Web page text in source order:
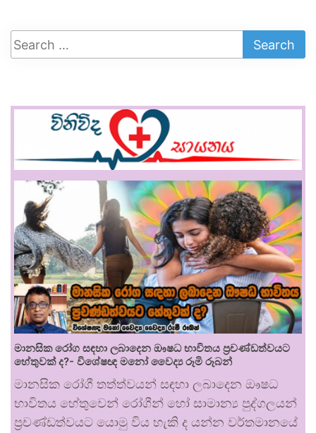
මානසික රෝග සඳහා ලබාදෙන ඖෂධ භාවිතය ප්‍රචණ්ඩත්වයට
හේතුවක් ද?- විශේෂඥ මනෝ වෛද්‍ය රූමි රූබන්
මානසික රෝගී තත්ත්වයන් සඳහා ලබාදෙන ඖෂධ
භාවිතය හේතුවෙන් රෝගීන් හෝ සාමාන්‍ය පුද්ගලයන්
ප්‍රචණ්ඩත්වයට යොමු විය හැකි ද යන්න වර්තමානයේ